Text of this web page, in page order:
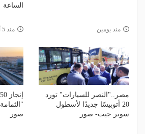
منذ يومين
الساعة
منذ 5 أيام
مصر.."النصر للسيارات" تورد
20 أتوبيسًا جديدًا لأسطول
سوبر جيت- صور
صور